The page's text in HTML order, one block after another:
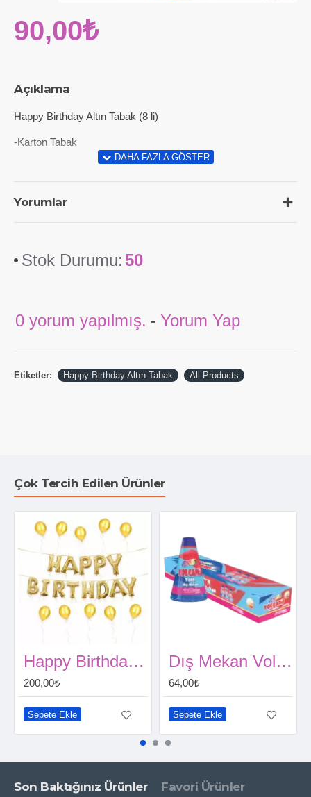
Açıklama
Happy Birthday Altın Tabak (8 li)
-Karton Tabak
Yorumlar
Stok Durumu: 50
0 yorum yapılmış. - Yorum Yap
90,00₺
Etiketler: Happy Birthday Altın Tabak All Products
Çok Tercih Edilen Ürünler
Happy Birthday Folyo Balon Seti Altın
200,00₺
Sepete Ekle
Dış Mekan Volkan (3 metre)
64,00₺
Sepete Ekle
Son Baktığınız Ürünler Favori Ürünler